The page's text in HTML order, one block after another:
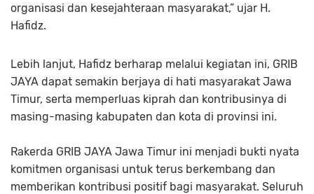
organisasi dan kesejahteraan masyarakat,” ujar H.
Hafidz.
Lebih lanjut, Hafidz berharap melalui kegiatan ini, GRIB
JAYA dapat semakin berjaya di hati masyarakat Jawa
Timur, serta memperluas kiprah dan kontribusinya di
masing-masing kabupaten dan kota di provinsi ini.
Rakerda GRIB JAYA Jawa Timur ini menjadi bukti nyata
komitmen organisasi untuk terus berkembang dan
memberikan kontribusi positif bagi masyarakat. Seluruh